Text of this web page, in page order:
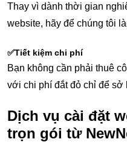
Thay vì dành thời gian
website, hãy để chúng tôi
✅Tiết kiệm chi phí
Bạn không cần phải thuê
với chi phí đắt đỏ chỉ để sở
Dịch vụ cài đặt
trọn gói từ